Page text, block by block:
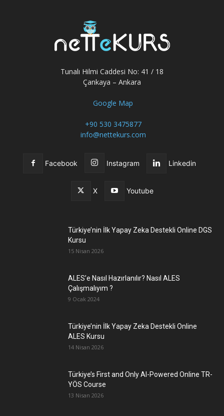
Tunalı Hilmi Caddesi No: 41 / 18
Çankaya – Ankara
Google Map
+90 530 3475877
info@nettekurs.com
Facebook Instagram Linkedin
X Youtube
Türkiye’nin İlk Yapay Zeka Destekli Online DGS
Kursu
15 Nisan 2026
ALES’e Nasıl Hazırlanılır? Nasıl ALES
Çalışmalıyım ?
9 Ocak 2024
Türkiye’nin İlk Yapay Zeka Destekli Online
ALES Kursu
14 Nisan 2026
Türkiye’s First and Only AI-Powered Online TR-
YÖS Course
13 Nisan 2026